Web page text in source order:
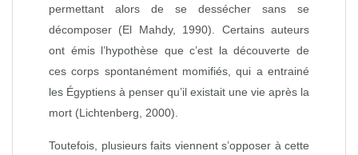
permettant alors de se dessécher sans se
décomposer (El Mahdy, 1990). Certains auteurs
ont émis l’hypothèse que c’est la découverte de
ces corps spontanément momifiés, qui a entrainé
les Égyptiens à penser qu’il existait une vie après la
mort (Lichtenberg, 2000).
Toutefois, plusieurs faits viennent s’opposer à cette